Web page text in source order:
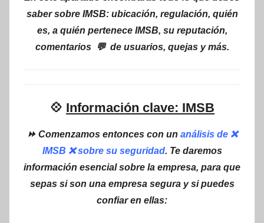
saber sobre IMSB: ubicación, regulación, quién
es, a quién pertenece IMSB, su reputación,
comentarios 💬 de usuarios, quejas y más.
💠 Información clave: IMSB
⏩ Comenzamos entonces con un análisis de ❌
IMSB ❌ sobre su seguridad. Te daremos
información esencial sobre la empresa, para que
sepas si son una empresa segura y si puedes
confiar en ellas: